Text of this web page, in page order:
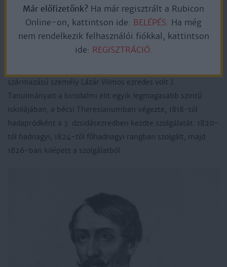
Kiss Ernő 1799. július 3-án (más források szerint július 7.)
született Temesvárott, egy dúsgazdag, örmény eredetű
származású személy Lázár Vilmos ezredes volt.).
Tanulmányait a birodalmi elit egyik legmagasabb szintű
iskolájában, a bécsi Theresianumban végezte, 1818-tól
hadapródként a 3. dzsidásezredben kezdte szolgálatát. 1820-
tól hadnagyi, 1824-től főhadnagyi rangban szolgált, majd
1826-ban kilépett a szolgálatból.
Már előfizetőnk? Ha már regisztrált a Rubicon
Online-on, kattintson ide: BELÉPÉS. Ha még
nem rendelkezik felhasználói fiókkal, kattintson
ide: REGISZTRÁCIÓ.